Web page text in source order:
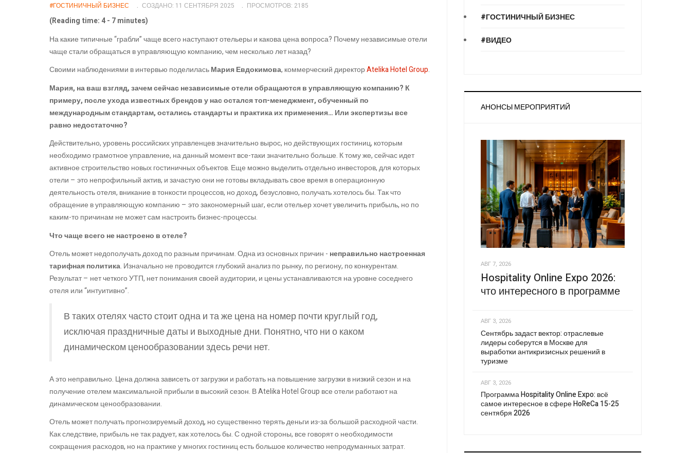
#ГОСТИНИЧНЫЙ БИЗНЕС СОЗДАНО: 11 СЕНТЯБРЯ 2025 ПРОСМОТРОВ: 2185
(Reading time: 4 - 7 minutes)
На какие типичные “грабли” чаще всего наступают отельеры и какова цена вопроса? Почему независимые отели
чаще стали обращаться в управляющую компанию, чем несколько лет назад?
Своими наблюдениями в интервью поделиласьМария Евдокимова, коммерческий директорAtelika Hotel Group.
Мария, на ваш взгляд, зачем сейчас независимые отели обращаются в управляющую компанию? К
примеру, после ухода известных брендов у нас остался топ-менеджмент, обученный по
международным стандартам, остались стандарты и практика их применения… Или экспертизы все
равно недостаточно?
Действительно, уровень российских управленцев значительно вырос, но действующих гостиниц, которым
необходимо грамотное управление, на данный момент все-таки значительно больше. К тому же, сейчас идет
активное строительство новых гостиничных объектов. Еще можно выделить отдельно инвесторов, для которых
отели – это непрофильный актив, и зачастую они не готовы вкладывать свое время в операционную
деятельность отеля, вникание в тонкости процессов, но доход, безусловно, получать хотелось бы. Так что
обращение в управляющую компанию – это закономерный шаг, если отельер хочет увеличить прибыль, но по
каким-то причинам не может сам настроить бизнес-процессы.
Что чаще всего не настроено в отеле?
Отель может недополучать доход по разным причинам. Одна из основных причин - неправильно настроенная
тарифная политика. Изначально не проводится глубокий анализ по рынку, по региону, по конкурентам.
Результат – нет четкого УТП, нет понимания своей аудитории, и цены устанавливаются на уровне соседнего
отеля или “интуитивно”.
В таких отелях часто стоит одна и та же цена на номер почти круглый год,
исключая праздничные даты и выходные дни. Понятно, что ни о каком
динамическом ценообразовании здесь речи нет.
А это неправильно. Цена должна зависеть от загрузки и работать на повышение загрузки в низкий сезон и на
получение отелем максимальной прибыли в высокий сезон. В Atelika Hotel Group все отели работают на
динамическом ценообразовании.
Отель может получать прогнозируемый доход, но существенно терять деньги из-за большой расходной части.
Как следствие, прибыль не так радует, как хотелось бы. С одной стороны, все говорят о необходимости
сокращения расходов, но на практике у многих гостиниц есть большое количество непродуманных затрат.
#ГОСТИНИЧНЫЙ БИЗНЕС
#ВИДЕО
АНОНСЫ МЕРОПРИЯТИЙ
АВГ 7, 2026
Hospitality Online Expo 2026:
что интересного в программе
АВГ 3, 2026
Сентябрь задаст вектор: отраслевые
лидеры соберутся в Москве для
выработки антикризисных решений в
туризме
АВГ 3, 2026
Программа Hospitality Online Expo: всё
самое интересное в сфере HoReCa 15-25
сентября 2026